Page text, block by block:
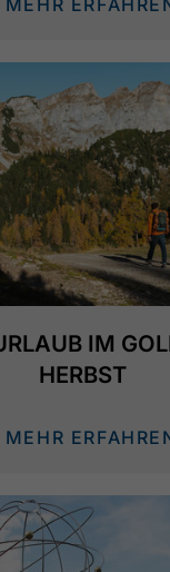
MEHR
IM
HERBST
MEHR